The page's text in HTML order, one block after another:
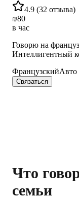
4.9 (32 отзыва)
₪80
в час
Говорю на
Интеллигентный
ФранцузскийАвто
Связаться
Что
семьи